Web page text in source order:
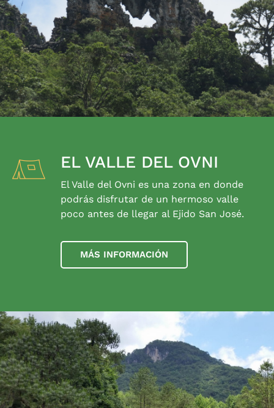
EL VALLE DEL OVNI
El Valle del Ovni es una zona en donde
podrás disfrutar de un hermoso valle
poco antes de llegar al Ejido San José.
MÁS INFORMACIÓN